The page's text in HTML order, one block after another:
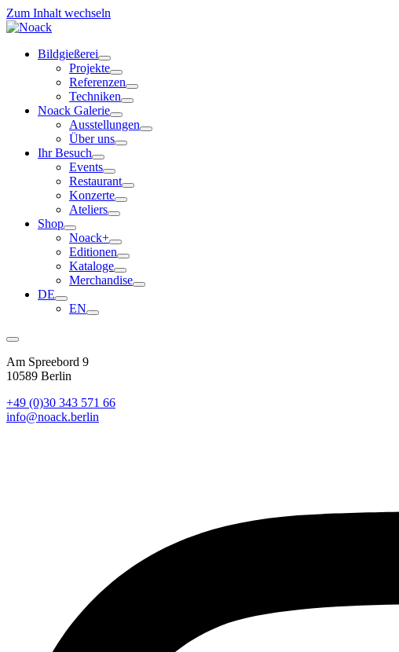
Zum Inhalt wechseln
Bildgießerei
Projekte
Referenzen
Techniken
Noack Galerie
Ausstellungen
Über uns
Ihr Besuch
Events
Restaurant
Konzerte
Ateliers
Shop
Noack+
Editionen
Kataloge
Merchandise
DE
EN
Am Spreebord 9
10589 Berlin
+49 (0)30 343 571 66
info@noack.berlin